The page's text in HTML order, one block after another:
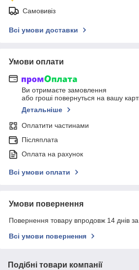
Самовивіз
Всі умови доставки
Умови оплати
Ви отримаєте замовлення
або гроші повернуться на вашу
Детальніше
Оплатити частинами
Післяплата
Оплата на рахунок
Всі умови оплати
Умови повернення
Повернення товару впродовж 14 днів
Всі умови повернення
Подібні товари компанії